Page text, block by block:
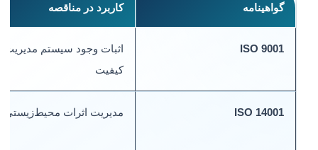
گواهینامه کاربرد در مناقصه
ISO 9001
اثبات وجود سیستم مدیریت
کیفیت
ISO 14001 مدیریت اثرات محیط‌زیستی